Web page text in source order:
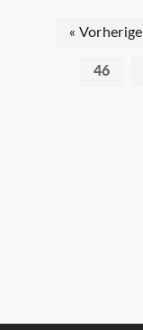
« Vorherige
46